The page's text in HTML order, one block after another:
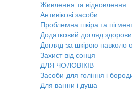
Живлення та відновлення
Антивікові засоби
Проблемна шкіра та
Додатковий догляд
Догляд за шкірою навколо
Захист від сонця
ДЛЯ ЧОЛОВІКІВ
Засоби для гоління і
Для ванни і душа